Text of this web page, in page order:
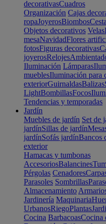
decorativasCuadros
Organización Cajas
ropaJoyerosBiombos
Objetos decorativos Velas
mesaNavidadFlores
fotosFiguras decorativas
joyerosRelojes
Iluminación Lámparas
mueblesIluminación para
exteriorGuirnaldasBalizas
LightBombillasFocos
Tendencias y temporadas
Jardín
Muebles de jardín Set de
jardínSillas de jardín
jardínSofás jardínBancos
exterior
Hamacas y tumbonas
AccesoriosBalancines
Pérgolas Cenadores
Parasoles Sombrillas
Almacenamiento
Jardinería Maquinaria
UrbanosRiegoPlantas
Cocina BarbacoasCocina